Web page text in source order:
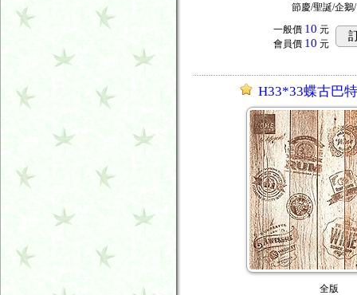
節慶/聖誕/企鵝
一般價 10 元
會員價 10 元
H33*33蝶古巴
全版